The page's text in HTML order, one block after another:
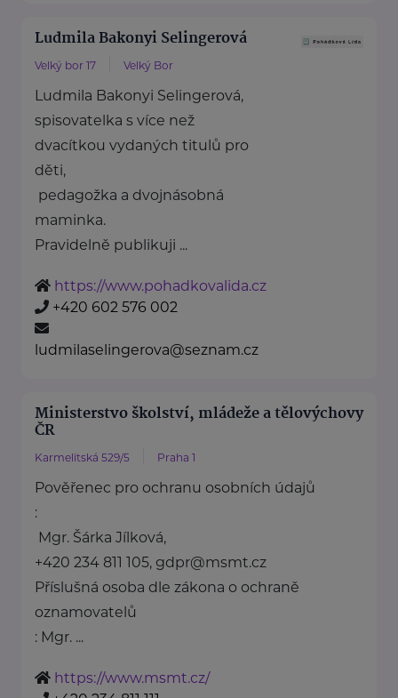
Ludmila Bakonyi Selingerová
Velký bor 17 Velký Bor
Ludmila Bakonyi Selingerová,
spisovatelka s více než
dvacítkou vydaných titulů pro
děti,
pedagožka a dvojnásobná
maminka.
Pravidelně publikuji ...
https://www.pohadkovalida.cz
+420 602 576 002
ludmilaselingerova@seznam.cz
Ministerstvo školství, mládeže a tělovýchovy
ČR
Karmelitská 529/5 Praha 1
Pověřenec pro ochranu osobních údajů
:
Mgr. Šárka Jílková,
+420 234 811 105, gdpr@msmt.cz
Příslušná osoba dle zákona o ochraně
oznamovatelů
: Mgr. ...
https://www.msmt.cz/